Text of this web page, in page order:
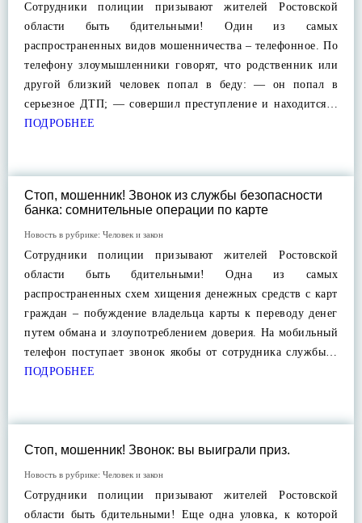
Сотрудники полиции призывают жителей Ростовской
области быть бдительными! Один из самых
распространенных видов мошенничества – телефонное. По
телефону злоумышленники говорят, что родственник или
другой близкий человек попал в беду: — он попал в
серьезное ДТП; — совершил преступление и находится…
ПОДРОБНЕЕ
Стоп, мошенник! Звонок из службы безопасности
банка: сомнительные операции по карте
Новость в рубрике: Человек и закон
Сотрудники полиции призывают жителей Ростовской
области быть бдительными! Одна из самых
распространенных схем хищения денежных средств с карт
граждан – побуждение владельца карты к переводу денег
путем обмана и злоупотреблением доверия. На мобильный
телефон поступает звонок якобы от сотрудника службы…
ПОДРОБНЕЕ
Стоп, мошенник! Звонок: вы выиграли приз.
Новость в рубрике: Человек и закон
Сотрудники полиции призывают жителей Ростовской
области быть бдительными! Еще одна уловка, к которой